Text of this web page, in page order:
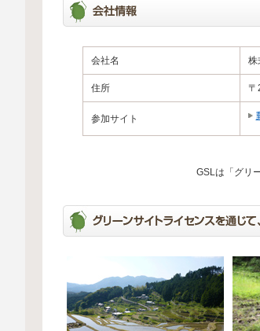
会社名 株
住所 〒
参加サイト
GSLは「グリ